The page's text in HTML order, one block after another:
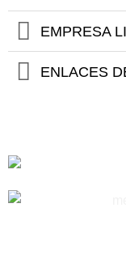
EMPRESA
ENLACES